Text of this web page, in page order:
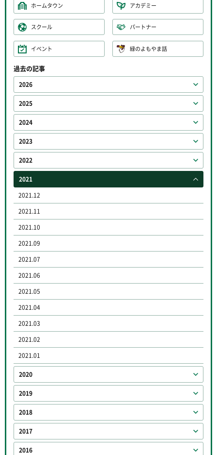
ホームタウン アカデミー
スクール パートナー
イベント 緑のよもやま話
過去の記事
2026
2025
2024
2023
2022
2021
2021.12
2021.11
2021.10
2021.09
2021.07
2021.06
2021.05
2021.04
2021.03
2021.02
2021.01
2020
2019
2018
2017
2016